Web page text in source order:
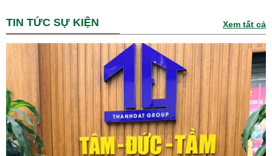
TIN TỨC SỰ KIỆN Xem tất cả